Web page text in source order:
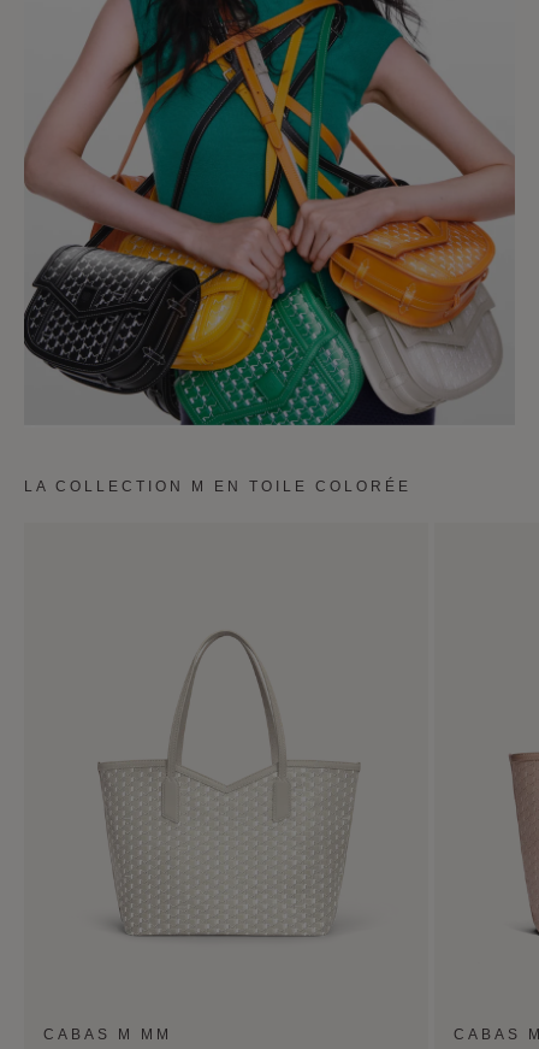
LA COLLECTION M EN TOILE COLORÉE
CABAS M MM CABAS